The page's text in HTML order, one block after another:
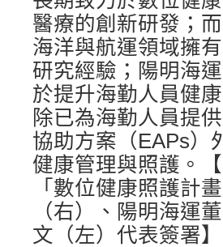
醫療的創新研發；
海洋與航運領域擁
研究經驗；陽明海
於提升海勤人員健康
除已為海勤人員提
協助方案（EAPs）
健康管理與照護。
「數位健康照護計
（右）、陽明海運
文（左）代表簽署】